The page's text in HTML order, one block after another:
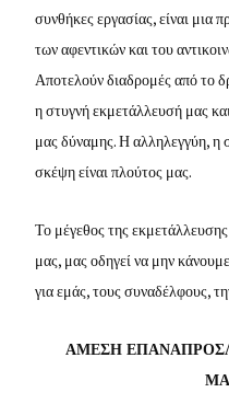
συνθήκες εργασίας, είναι μια
των αφεντικών και του
Αποτελούν διαδρομές από το
η στυγνή εκμετάλλευσή μας
μας δύναμης. Η αλληλεγγύη, η
σκέψη είναι πλούτος μας.
Το μέγεθος της
μας, μας οδηγεί να μην
για εμάς, τους συναδέλφους,
ΑΜΕΣΗ